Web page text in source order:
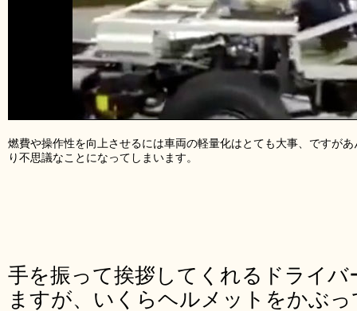
燃費や操作性を向上させるには車両の軽量化はとても大事、ですが
り不思議なことになってしまいます。
手を振って挨拶してくれるドライ
ますが、いくらヘルメットをかぶ